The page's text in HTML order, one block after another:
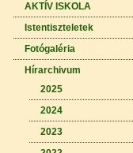
AKTÍV ISKOLA
Istentiszteletek
Fotógaléria
Hírarchivum
2025
2024
2023